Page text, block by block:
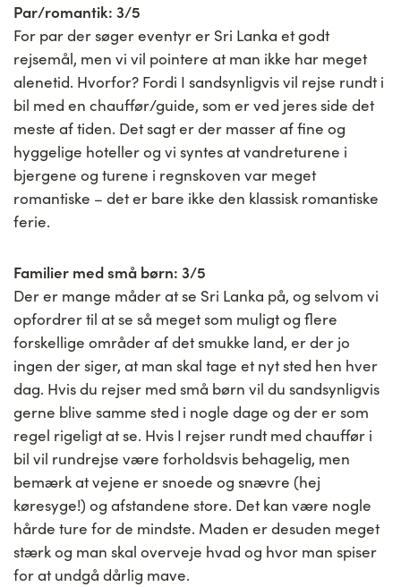
Par/romantik: 3/5
For par der søger eventyr er Sri Lanka et godt
rejsemål, men vi vil pointere at man ikke har meget
alenetid. Hvorfor? Fordi I sandsynligvis vil rejse rundt i
bil med en chauffør/guide, som er ved jeres side det
meste af tiden. Det sagt er der masser af fine og
hyggelige hoteller og vi syntes at vandreturene i
bjergene og turene i regnskoven var meget
romantiske – det er bare ikke den klassisk romantiske
ferie.
Familier med små børn: 3/5
Der er mange måder at se Sri Lanka på, og selvom vi
opfordrer til at se så meget som muligt og flere
forskellige områder af det smukke land, er der jo
ingen der siger, at man skal tage et nyt sted hen hver
dag. Hvis du rejser med små børn vil du sandsynligvis
gerne blive samme sted i nogle dage og der er som
regel rigeligt at se. Hvis I rejser rundt med chauffør i
bil vil rundrejse være forholdsvis behagelig, men
bemærk at vejene er snoede og snævre (hej
køresyge!) og afstandene store. Det kan være nogle
hårde ture for de mindste. Maden er desuden meget
stærk og man skal overveje hvad og hvor man spiser
for at undgå dårlig mave.